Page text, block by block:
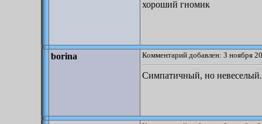
хороший гномик
borina Комментарий добавлен: 3 ноября
Симпатичный, но